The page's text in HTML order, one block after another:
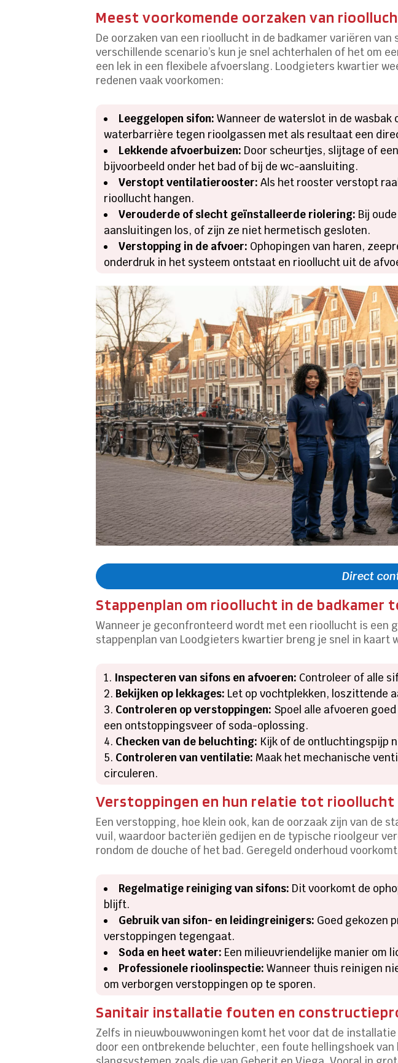
Meest voorkomende oorzaken van
De oorzaken van een rioollucht in de badkamer variëren
verschillende scenario’s kun je snel achterhalen of het om
een lek in een flexibele afvoerslang. Loodgieters kwartier
redenen vaak voorkomen:
Leeggelopen sifon: Wanneer de waterslot in de
waterbarrière tegen rioolgassen met als resultaat een
Lekkende afvoerbuizen: Door scheurtjes, slijtage of
bijvoorbeeld onder het bad of bij de wc-aansluiting.
Verstopt ventilatierooster: Als het rooster verstopt
rioollucht hangen.
Verouderde of slecht geïnstalleerde riolering: Bij
aansluitingen los, of zijn ze niet hermetisch gesloten.
Verstopping in de afvoer: Ophopingen van haren,
onderdruk in het systeem ontstaat en rioollucht uit de
Direct
Stappenplan om rioollucht in de badkamer
Wanneer je geconfronteerd wordt met een rioollucht is
stappenplan van Loodgieters kwartier breng je snel in kaart
Inspecteren van sifons en afvoeren: Controleer of alle
Bekijken op lekkages: Let op vochtplekken, loszittende
Controleren op verstoppingen: Spoel alle afvoeren
een ontstoppingsveer of soda-oplossing.
Checken van de beluchting: Kijk of de ontluchtingspijp
Controleren van ventilatie: Maak het mechanische
circuleren.
Verstoppingen en hun relatie tot rioollucht
Een verstopping, hoe klein ook, kan de oorzaak zijn van de
vuil, waardoor bacteriën gedijen en de typische rioolgeur
rondom de douche of het bad. Geregeld onderhoud
Regelmatige reiniging van sifons: Dit voorkomt de
blijft.
Gebruik van sifon- en leidingreinigers: Goed gekozen
verstoppingen tegengaat.
Soda en heet water: Een milieuvriendelijke manier om
Professionele rioolinspectie: Wanneer thuis reinigen
om verborgen verstoppingen op te sporen.
Sanitair installatie fouten en
Zelfs in nieuwbouwwoningen komt het voor dat de
door een ontbrekende beluchter, een foute hellingshoek